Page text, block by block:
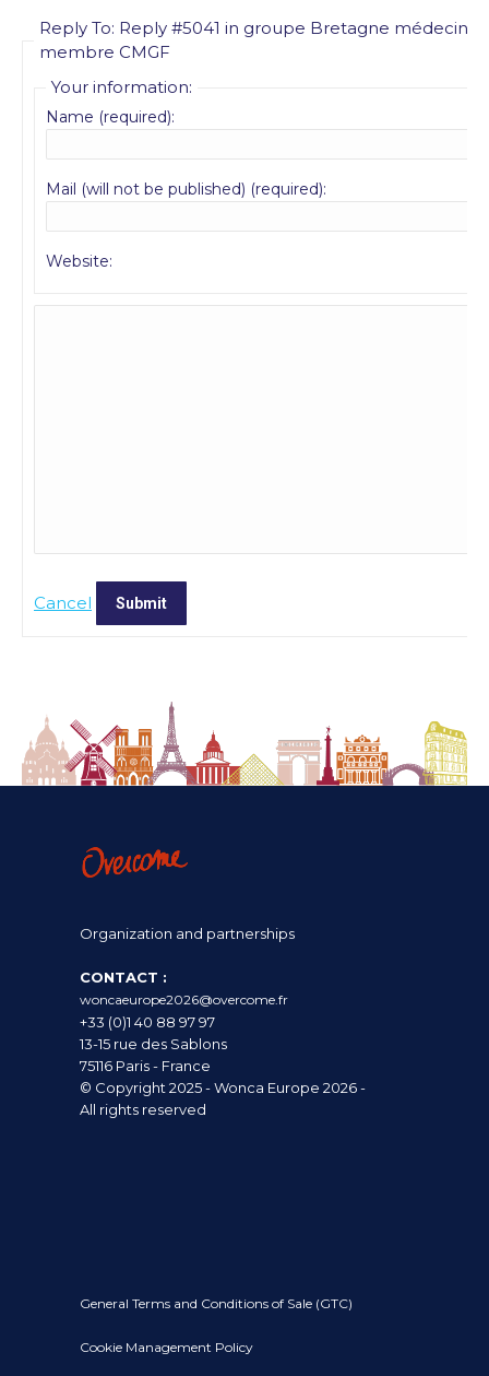
Reply To: Reply #5041 in groupe Bretagne médecin
membre CMGF
Your information:
Name (required):
Mail (will not be published) (required):
Website:
Cancel Submit
Organization and partnerships
CONTACT :
woncaeurope2026@overcome.fr
+33 (0)1 40 88 97 97
13-15 rue des Sablons
75116 Paris - France
© Copyright 2025 - Wonca Europe 2026 -
All rights reserved
General Terms and Conditions of Sale (GTC)
Cookie Management Policy